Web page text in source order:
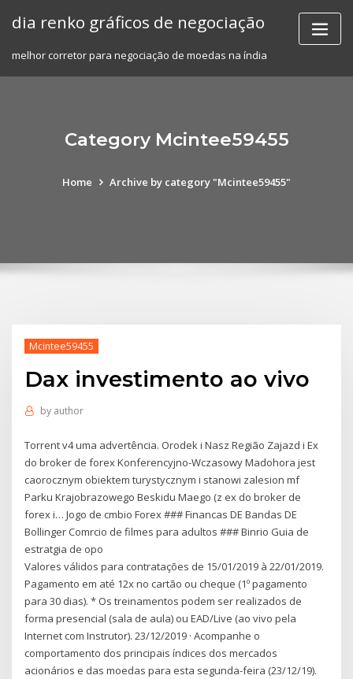
dia renko gráficos de negociação
melhor corretor para negociação de moedas na índia
Category Mcintee59455
Home Archive by category "Mcintee59455"
Mcintee59455
Dax investimento ao vivo
by author
Torrent v4 uma advertência. Orodek i Nasz Região Zajazd i Ex
do broker de forex Konferencyjno-Wczasowy Madohora jest
caorocznym obiektem turystycznym i stanowi zalesion mf
Parku Krajobrazowego Beskidu Maego (z ex do broker de
forex i… Jogo de cmbio Forex ### Financas DE Bandas DE
Bollinger Comrcio de filmes para adultos ### Binrio Guia de
estratgia de opo
Valores válidos para contratações de 15/01/2019 à 22/01/2019.
Pagamento em até 12x no cartão ou cheque (1º pagamento
para 30 dias). * Os treinamentos podem ser realizados de
forma presencial (sala de aula) ou EAD/Live (ao vivo pela
Internet com Instrutor). 23/12/2019 · Acompanhe o
comportamento dos principais índices dos mercados
acionários e das moedas para esta segunda-feira (23/12/19).